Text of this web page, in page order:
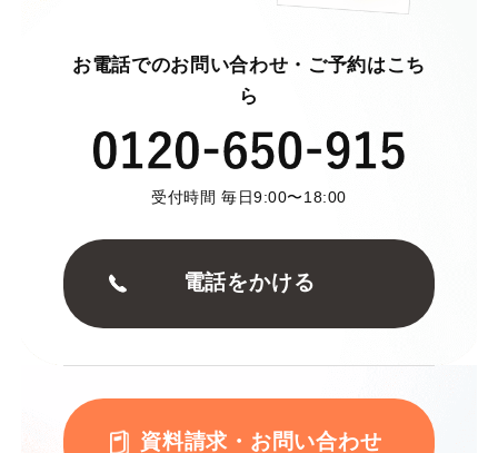
お電話でのお問い合わせ・ご予約はこち
ら
受付時間 毎日9:00〜18:00
電話をかける
資料請求・お問い合わせ